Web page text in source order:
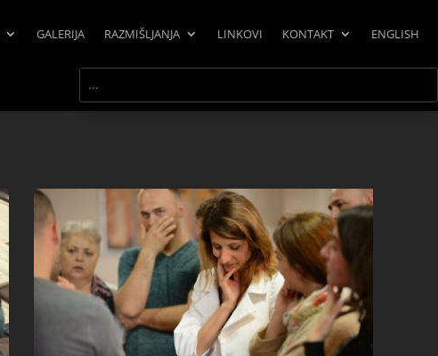
GALERIJA RAZMIŠLJANJA LINKOVI KONTAKT ENGLISH